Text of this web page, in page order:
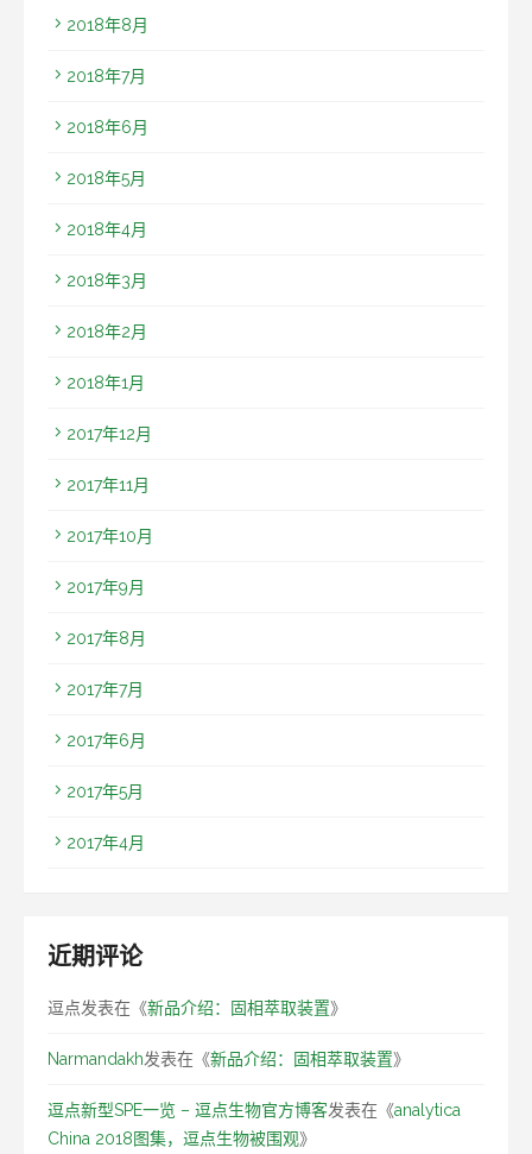
2018年8月
2018年7月
2018年6月
2018年5月
2018年4月
2018年3月
2018年2月
2018年1月
2017年12月
2017年11月
2017年10月
2017年9月
2017年8月
2017年7月
2017年6月
2017年5月
2017年4月
近期评论
逗点发表在《新品介绍：固相萃取装置》
Narmandakh发表在《新品介绍：固相萃取装置》
逗点新型SPE一览 – 逗点生物官方博客发表在《analytica
China 2018图集，逗点生物被围观》